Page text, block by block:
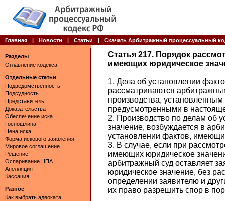
Главная | Новости | Статьи | Скачать Арбитражный процессуальный
Разделы
Оглавление кодекса
Отдельные статьи
Подведомственность
Подсудность
Представитель
Доказательства
Обеспечение иска
Госпошлина
Цена иска
Форма искового заявления
Мировое соглашение
Решение
Оспаривание НПА
Апелляция
Кассация
Разное
Как выбрать адвоката
Статья 217. Порядок
имеющих юридическое
1. Дела об установлении
рассматриваются
производства,
предусмотренными в
2. Производство по делам об
значение, возбуждается в
установлении фактов,
3. В случае, если при
имеющих юридическое
арбитражный суд оставляет
юридическое значение, без
определении заявителю и
их право разрешить спор в